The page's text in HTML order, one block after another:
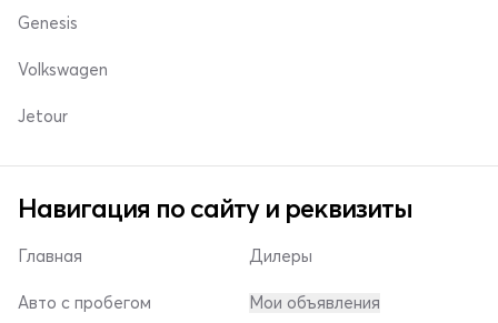
Genesis
Volkswagen
Jetour
Навигация по сайту и реквизиты
Главная
Авто с пробегом
Дилеры
Мои объявления